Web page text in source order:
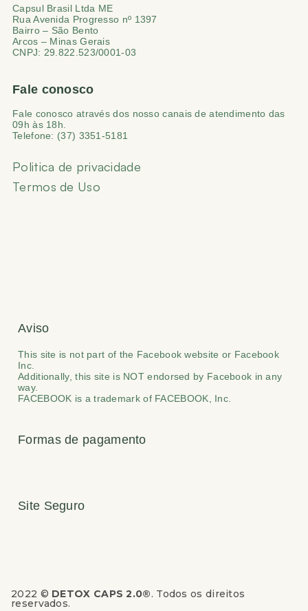
Capsul Brasil Ltda ME
Rua Avenida Progresso nº 1397
Bairro – São Bento
Arcos – Minas Gerais
CNPJ: 29.822.523/0001-03
Fale conosco
Fale conosco através dos nosso canais de atendimento das
09h às 18h.
Telefone: (37) 3351-5181
Politica de privacidade
Termos de Uso
Aviso
This site is not part of the Facebook website or Facebook
Inc.
Additionally, this site is NOT endorsed by Facebook in any
way.
FACEBOOK is a trademark of FACEBOOK, Inc.
Formas de pagamento
Site Seguro
2022 © DETOX CAPS 2.0®. Todos os direitos
reservados.